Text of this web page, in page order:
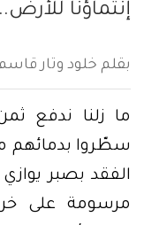
إنتماؤنا
بقلم خلود وتار
ما زلنا ندفع
سطّروا بدمائهم
الفقد بصبر
مرسومة على